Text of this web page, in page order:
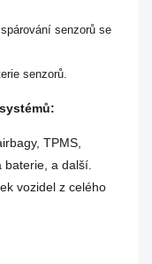
senzorů se
senzorů.
TPMS,
a další.
vozidel z celého